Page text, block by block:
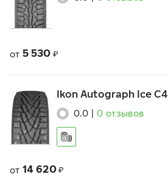
от 5 530 ₽
Ikon Autograph Ice C4
0.0 0 отзывов
от 14 620 ₽